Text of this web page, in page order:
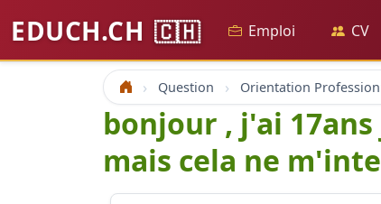
EDUCH.CH 🇨🇭 Emploi CV
Accueil Question Orientation
bonjour , j'ai
mais cela ne